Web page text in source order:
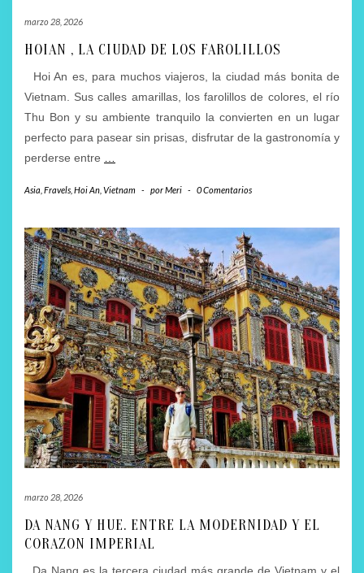
marzo 28, 2026
HOIAN , LA CIUDAD DE LOS FAROLILLOS
Hoi An es, para muchos viajeros, la ciudad más bonita de
Vietnam. Sus calles amarillas, los farolillos de colores, el río
Thu Bon y su ambiente tranquilo la convierten en un lugar
perfecto para pasear sin prisas, disfrutar de la gastronomía y
perderse entre
Asia Fravels Hoi An Vietnam - porMeri - 0 Comentarios
marzo 28, 2026
DA NANG Y HUE. ENTRE LA MODERNIDAD Y EL
CORAZON IMPERIAL
Da Nang es la tercera ciudad más grande de Vietnam y el